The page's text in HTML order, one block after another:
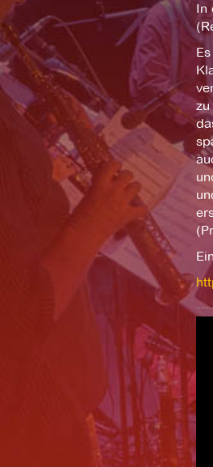
In
zu